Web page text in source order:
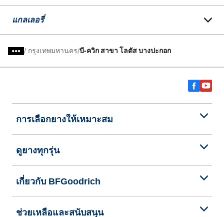
แกลเลอรี่
/ กรุงเทพมหานคร บี-ควิก สาขา โลตัส บางปะกอก
การเลือกยางให้เหมาะสม
ดูยางทุกรุ่น
เกี่ยวกับ BFGoodrich
ช่วยเหลือและสนับสนุน